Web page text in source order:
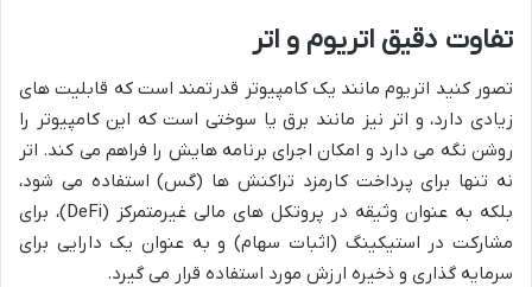
تفاوت دقیق اتریوم و اتر
تصور کنید اتریوم مانند یک کامپیوتر قدرتمند است که قابلیت های
زیادی دارد، و اتر نیز مانند برق یا سوختی است که این کامپیوتر را
روشن نگه می دارد و امکان اجرای برنامه هایش را فراهم می کند. اتر
نه تنها برای پرداخت کارمزد تراکنش ها (گس) استفاده می شود،
بلکه به عنوان وثیقه در پروتکل های مالی غیرمتمرکز (DeFi)، برای
مشارکت در استیکینگ (اثبات سهام) و به عنوان یک دارایی برای
سرمایه گذاری و ذخیره ارزش مورد استفاده قرار می گیرد.